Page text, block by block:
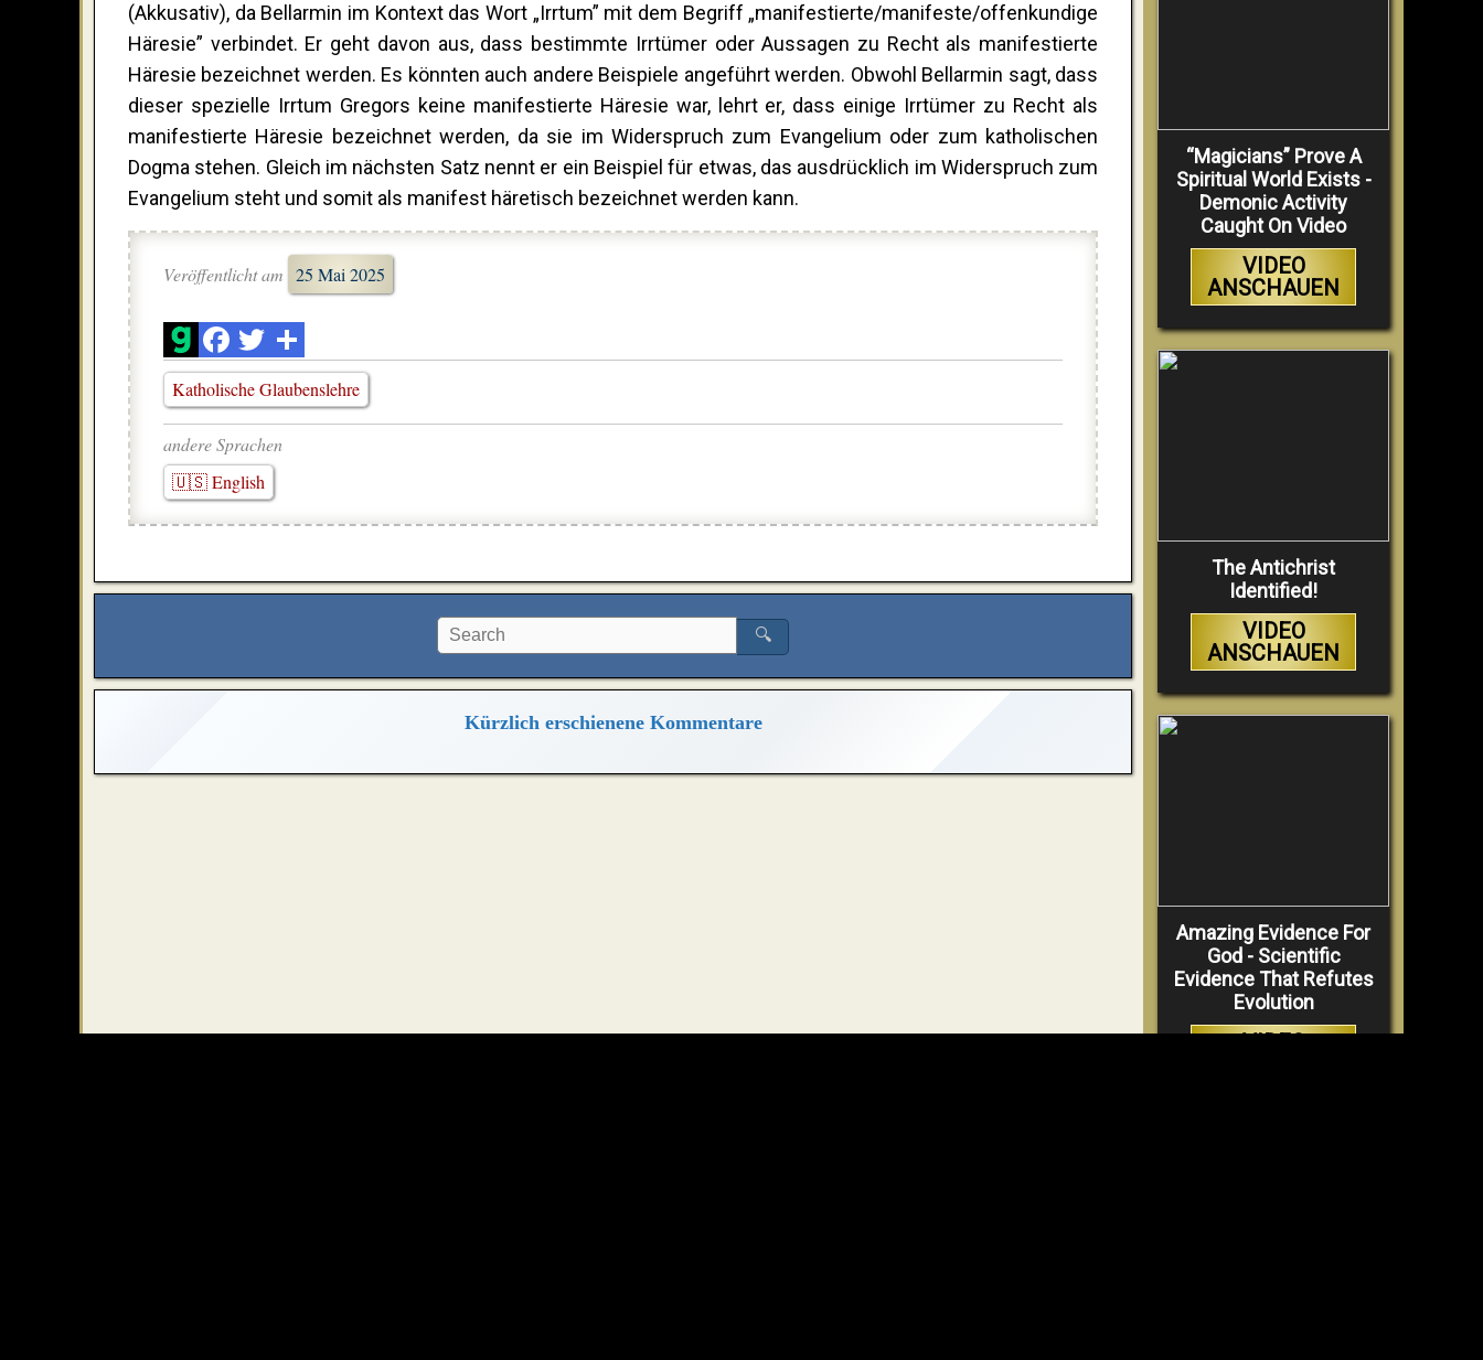
(Akkusativ), da Bellarmin im Kontext das Wort „Irrtum” mit dem Begriff „manifestierte/manifeste/offenkundige
Häresie” verbindet. Er geht davon aus, dass bestimmte Irrtümer oder Aussagen zu Recht als manifestierte
Häresie bezeichnet werden. Es könnten auch andere Beispiele angeführt werden. Obwohl Bellarmin sagt, dass
dieser spezielle Irrtum Gregors keine manifestierte Häresie war, lehrt er, dass einige Irrtümer zu Recht als
manifestierte Häresie bezeichnet werden, da sie im Widerspruch zum Evangelium oder zum katholischen
Dogma stehen. Gleich im nächsten Satz nennt er ein Beispiel für etwas, das ausdrücklich im Widerspruch zum
Evangelium steht und somit als manifest häretisch bezeichnet werden kann.
Veröffentlicht am 25 Mai 2025
Katholische Glaubenslehre
andere Sprachen
🇺🇸 English
🔍
Kürzlich erschienene Kommentare
“Magicians” Prove A
Spiritual World Exists -
Demonic Activity
Caught On Video
VIDEO
ANSCHAUEN
The Antichrist
Identified!
VIDEO
ANSCHAUEN
Amazing Evidence For
God - Scientific
Evidence That Refutes
Evolution
VIDEO